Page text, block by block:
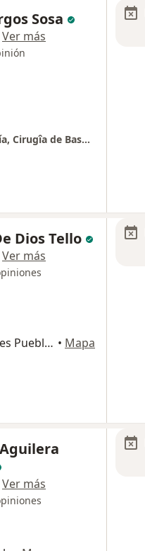
Sosa
Ver más
Dr. Erik Burgos Sosa – Neurocirugía, Cirugîa de Base de Cráneo e Hipófisis
Dios Tello
Ver más
Av. Kepler 2143 (Hospital Ángeles Puebla), Puebla • Mapa
Ver más